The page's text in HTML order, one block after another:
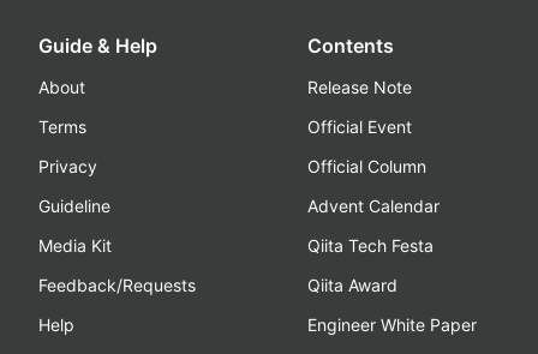
Guide & Help
About
Terms
Privacy
Guideline
Media Kit
Feedback/Requests
Help
Contents
Release Note
Official Event
Official Column
Advent Calendar
Qiita Tech Festa
Qiita Award
Engineer White Paper